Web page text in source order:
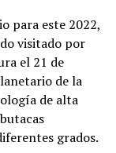
para este 2022,
visitado por
el 21 de
de la
de alta
grados.